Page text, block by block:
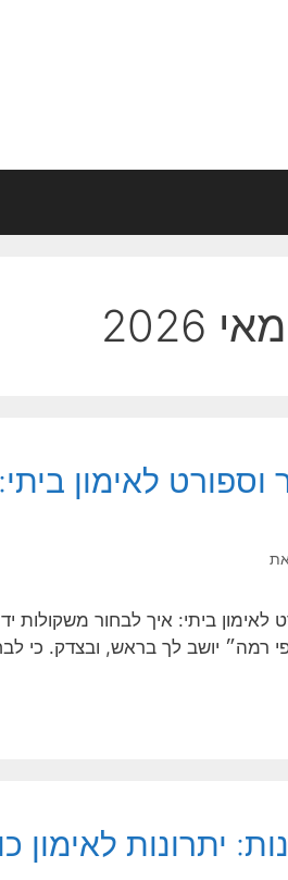
מאי 2026
וספורט לאימון
לאימון ביתי: איך לבחור
רמה״ יושב לך בראש, ובצדק. כי
יתרונות לאימון